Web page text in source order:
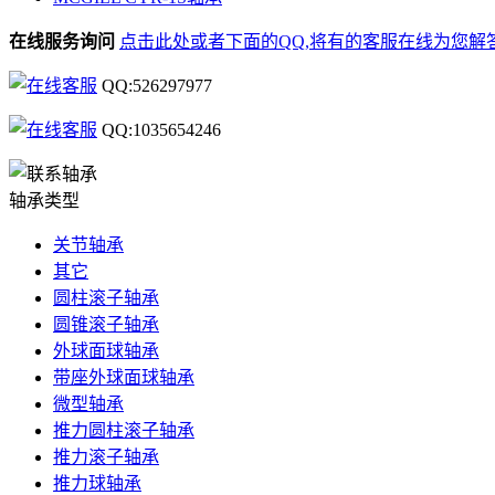
在线服务询问 点击此处或者下面的QQ,将有的客服在线为您解
QQ:526297977
QQ:1035654246
轴承类型
关节轴承
其它
圆柱滚子轴承
圆锥滚子轴承
外球面球轴承
带座外球面球轴承
微型轴承
推力圆柱滚子轴承
推力滚子轴承
推力球轴承